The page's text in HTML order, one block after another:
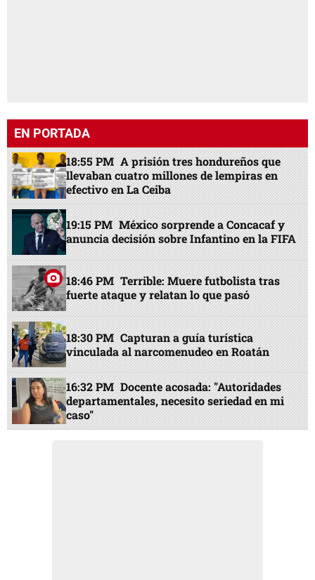
EN PORTADA
18:55 PM A prisión tres hondureños que
llevaban cuatro millones de lempiras en
efectivo en La Ceiba
19:15 PM México sorprende a Concacaf y
anuncia decisión sobre Infantino en la FIFA
18:46 PM Terrible: Muere futbolista tras
fuerte ataque y relatan lo que pasó
18:30 PM Capturan a guía turística
vinculada al narcomenudeo en Roatán
16:32 PM Docente acosada: "Autoridades
departamentales, necesito seriedad en mi
caso"